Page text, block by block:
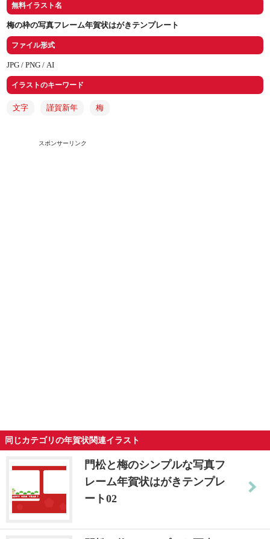
無料イラスト名
梅の枠の写真フレーム年賀状はがきテンプレート
ファイル形式
JPG /PNG / AI
イラストのキーワード
文字 謹賀新年 梅
スポンサーリンク
同じカテゴリの年賀状関連イラスト
門松と梅のシンプルな写真フ
レーム年賀状はがきテンプレ
ート02